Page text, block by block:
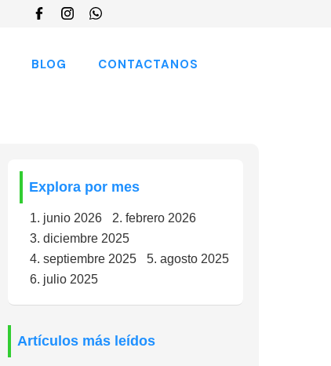
language
BLOG CONTACTANOS
Explora por mes
junio 2026
febrero 2026
diciembre 2025
septiembre 2025
agosto 2025
julio 2025
Artículos más leídos